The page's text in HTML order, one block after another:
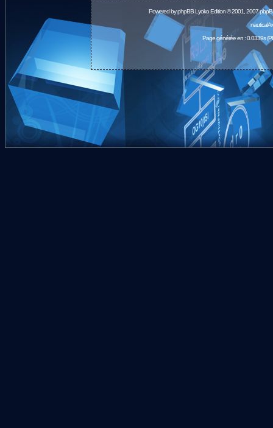
Powered byphpBBLyoko Edition © 2001, 2007
Page générée en : 0.0339s